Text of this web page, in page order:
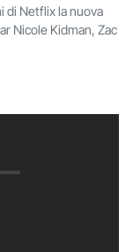
di Netflix la nuova
Nicole Kidman, Zac